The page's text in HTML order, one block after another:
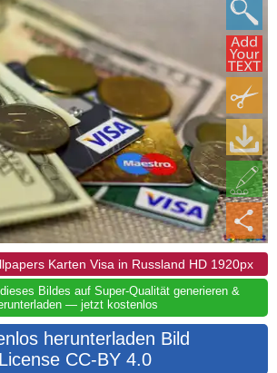
Karten Visa in Russland HD 1920px
Bildes auf Super-Qualität generieren &
— jetzt kostenlos
herunterladen Bild
License CC-BY 4.0